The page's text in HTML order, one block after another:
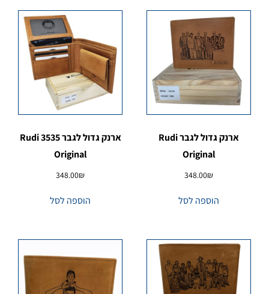
ארנק גדול לגבר Rudi
Original
348.00₪
הוספה לסל
ארנק גדול לגבר 3535 Rudi
Original
348.00₪
הוספה לסל